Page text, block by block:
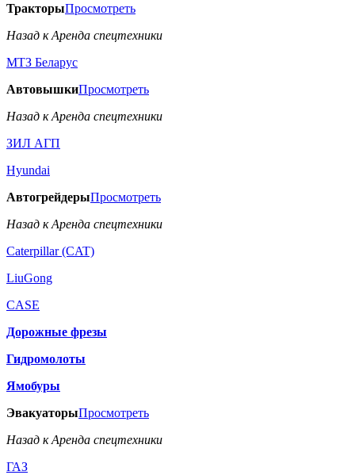
ТракторыПросмотреть
Назад к Аренда спецтехники
МТЗ Беларус
АвтовышкиПросмотреть
Назад к Аренда спецтехники
ЗИЛ АГП
Hyundai
АвтогрейдерыПросмотреть
Назад к Аренда спецтехники
Caterpillar (CAT)
LiuGong
CASE
Дорожные фрезы
Гидромолоты
Ямобуры
ЭвакуаторыПросмотреть
Назад к Аренда спецтехники
ГАЗ